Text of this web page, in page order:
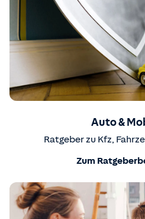
Auto &
Ratgeber zu Kfz,
Zum